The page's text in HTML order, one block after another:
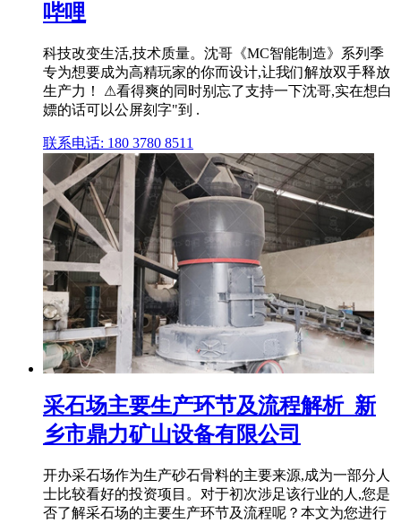
哔哩
科技改变生活,技术质量。沈哥《MC智能制造》系列季
专为想要成为高精玩家的你而设计,让我们解放双手释放
生产力！ ⚠看得爽的同时别忘了支持一下沈哥,实在想白
嫖的话可以公屏刻字"到 .
联系电话: 180 3780 8511
采石场主要生产环节及流程解析_新
乡市鼎力矿山设备有限公司
开办采石场作为生产砂石骨料的主要来源,成为一部分人
士比较看好的投资项目。对于初次涉足该行业的人,您是
否了解采石场的主要生产环节及流程呢？本文为您进行